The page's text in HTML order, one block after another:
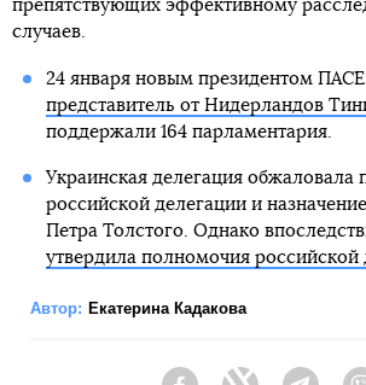
препятствующих эффективному
случаев.
24 января новым президентом ПАСЕ
представитель от Нидерландов
поддержали 164 парламентария.
Украинская делегация обжаловала
российской делегации и
Петра Толстого. Однако
утвердила полномочия российской
Автор: Екатерина Кадакова